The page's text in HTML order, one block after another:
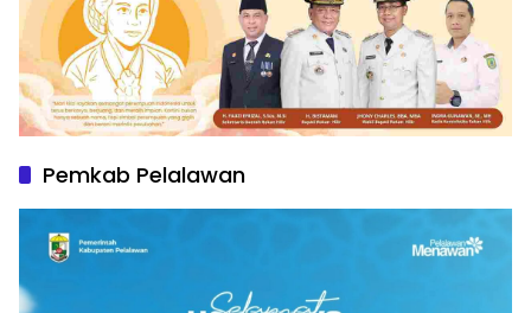
Pemkab Pelalawan